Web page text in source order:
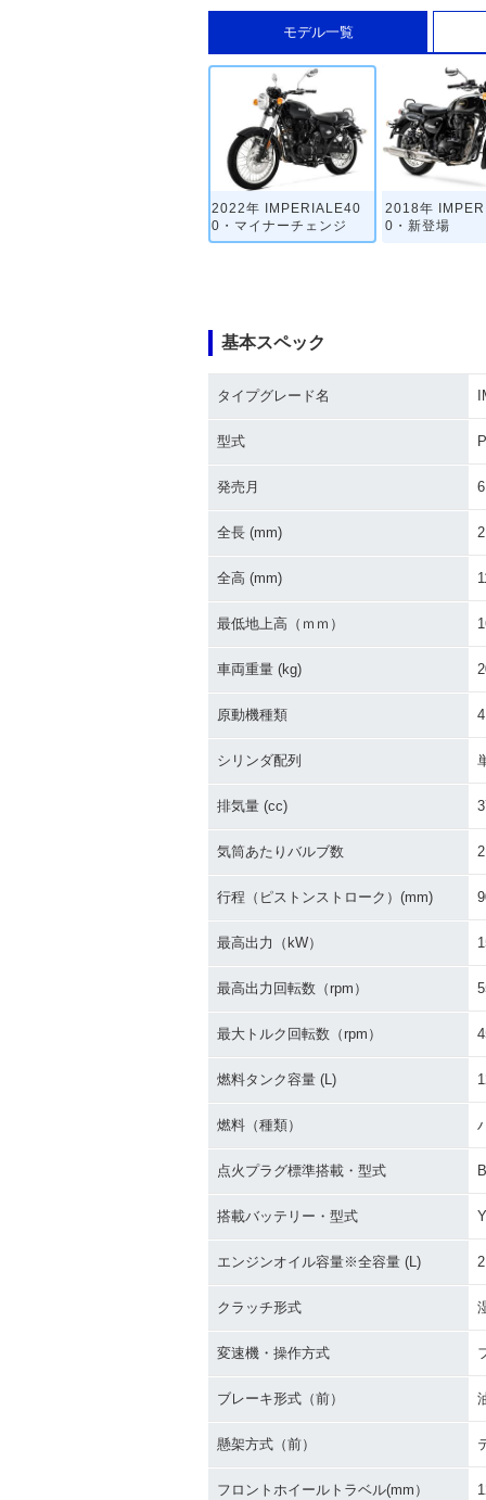
モデル一覧
2022年 IMPERIALE40
0・マイナーチェンジ
2018年
0・新登場
基本スペック
タイプグレード名
型式
発売月 6
全長 (mm)
全高 (mm)
最低地上高（ｍｍ）
車両重量 (kg)
原動機種類
シリンダ配列
排気量 (cc)
気筒あたりバルブ数 2
行程（ピストンストローク）(mm)
最高出力（kW）
最高出力回転数（rpm）
最大トルク回転数（rpm）
燃料タンク容量 (L)
燃料（種類）
点火プラグ標準搭載・型式
搭載バッテリー・型式
エンジンオイル容量※全容量 (L)
クラッチ形式
変速機・操作方式
ブレーキ形式（前）
懸架方式（前）
フロントホイールトラベル(mm）